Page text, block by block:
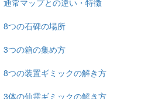
8つの石碑の場所
3つの箱の集め方
8つの装置ギミックの解き方
3体の仙霊ギミックの解き方